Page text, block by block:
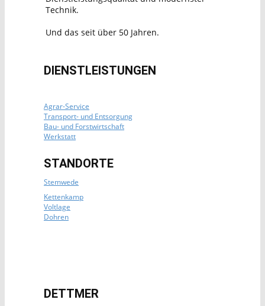
Technik.
Und das seit über 50 Jahren.
DIENSTLEISTUNGEN
Agrar-Service
Transport- und Entsorgung
Bau- und Forstwirtschaft
Werkstatt
Kettenkamp
Voltlage
Dohren
STANDORTE
Stemwede
DETTMER